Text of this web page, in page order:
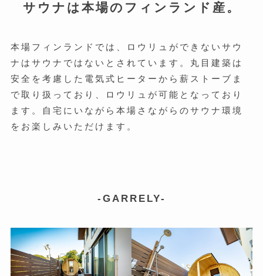
サウナは本場のフィンランド産。
本場フィンランドでは、ロウリュができないサウ
ナはサウナではないとされています。丸目建築は
安全を考慮した電気式ヒーターから薪ストーブま
で取り扱っており、ロウリュが可能となっており
ます。自宅にいながら本場さながらのサウナ環境
をお楽しみいただけます。
-GARRELY-